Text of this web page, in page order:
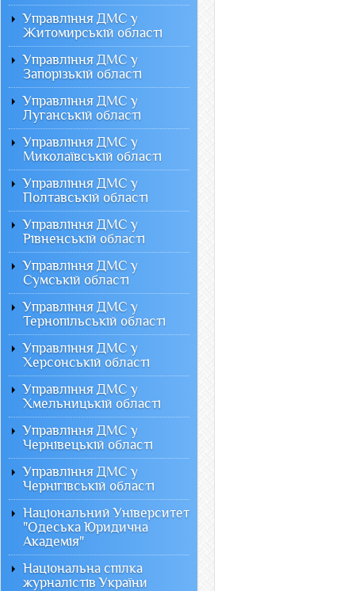
Управління ДМС у
Житомирській області
Управління ДМС у
Запорізькій області
Управління ДМС у
Луганській області
Управління ДМС у
Миколаївській області
Управління ДМС у
Полтавській області
Управління ДМС у
Рівненській області
Управління ДМС у
Сумській області
Управління ДМС у
Тернопільській області
Управління ДМС у
Херсонській області
Управління ДМС у
Хмельницькій області
Управління ДМС у
Чернівецькій області
Управління ДМС у
Чернігівській області
Національний Університет
"Одеська Юридична
Академія"
Національна спілка
журналістів України